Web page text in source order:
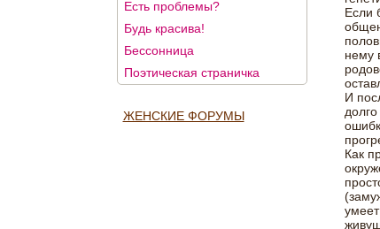
Есть проблемы?
Будь красива!
Бессонница
Поэтическая страничка
ЖЕНСКИЕ ФОРУМЫ
Если
нему
И
Как